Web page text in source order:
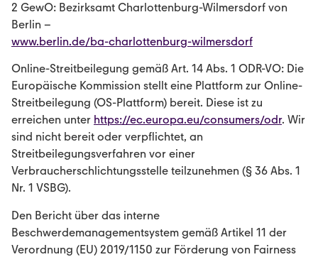
2 GewO: Bezirksamt Charlottenburg-Wilmersdorf von
Berlin –
www.berlin.de/ba-charlottenburg-wilmersdorf
Online-Streitbeilegung gemäß Art. 14 Abs. 1 ODR-VO: Die
Europäische Kommission stellt eine Plattform zur Online-
Streitbeilegung (OS-Plattform) bereit. Diese ist zu
erreichen unter https://ec.europa.eu/consumers/odr. Wir
sind nicht bereit oder verpflichtet, an
Streitbeilegungsverfahren vor einer
Verbraucherschlichtungsstelle teilzunehmen (§ 36 Abs. 1
Nr. 1 VSBG).
Den Bericht über das interne
Beschwerdemanagementsystem gemäß Artikel 11 der
Verordnung (EU) 2019/1150 zur Förderung von Fairness